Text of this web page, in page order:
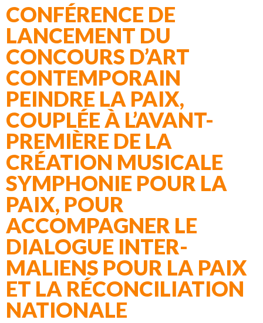
CONFÉRENCE DE
LANCEMENT DU
CONCOURS D’ART
CONTEMPORAIN
PEINDRE LA PAIX,
COUPLÉE À L’AVANT-
PREMIÈRE DE LA
CRÉATION MUSICALE
SYMPHONIE POUR LA
PAIX, POUR
ACCOMPAGNER LE
DIALOGUE INTER-
MALIENS POUR LA PAIX
ET LA RÉCONCILIATION
NATIONALE